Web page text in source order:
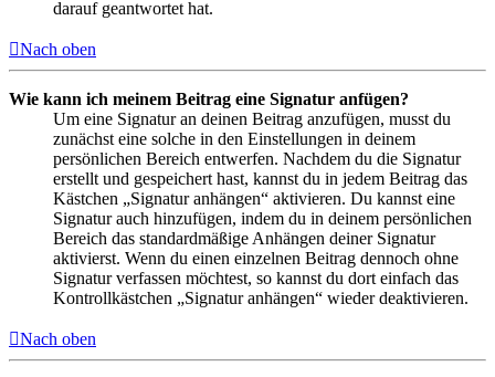
darauf geantwortet hat.
Nach oben
Wie kann ich meinem Beitrag eine Signatur anfügen?
Um eine Signatur an deinen Beitrag anzufügen, musst du
zunächst eine solche in den Einstellungen in deinem
persönlichen Bereich entwerfen. Nachdem du die Signatur
erstellt und gespeichert hast, kannst du in jedem Beitrag das
Kästchen „Signatur anhängen“ aktivieren. Du kannst eine
Signatur auch hinzufügen, indem du in deinem persönlichen
Bereich das standardmäßige Anhängen deiner Signatur
aktivierst. Wenn du einen einzelnen Beitrag dennoch ohne
Signatur verfassen möchtest, so kannst du dort einfach das
Kontrollkästchen „Signatur anhängen“ wieder deaktivieren.
Nach oben